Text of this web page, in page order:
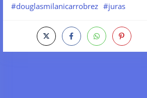
#douglasmilanicarrobrez #juras